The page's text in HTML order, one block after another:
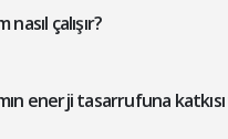
çalışır?
enerji tasarrufuna katkısı